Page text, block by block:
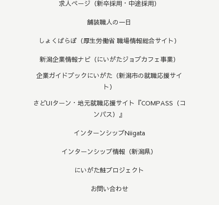
求人ページ（新卒採用・中途採用）
舗装職人の一日
しょくばらぼ（厚生労働省 職場情報総合サイト）
新潟企業情報ナビ（にいがたジョブカフェ事業）
企業ガイドブックにいがた（新潟市の就職応援サイ
ト）
さどUIターン・地元就職応援サイト『COMPASS（コ
ンパス）』
インターンシップNiigata
インターンシップ情報（新潟県）
にいがた鮭プロジェクト
お問い合わせ